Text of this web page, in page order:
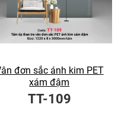
đơn sắc ánh kim PET
xám đậm
TT-109